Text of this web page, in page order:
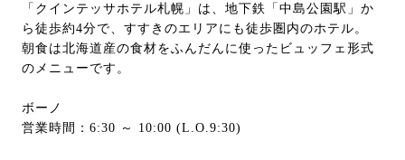
「クインテッサホテル札幌」は、地下鉄「中島公園駅」か
ら徒歩約4分で、すすきのエリアにも徒歩圏内のホテル。
朝食は北海道産の食材をふんだんに使ったビュッフェ形式
のメニューです。
ボーノ
営業時間：6:30 ～ 10:00 (L.O.9:30)